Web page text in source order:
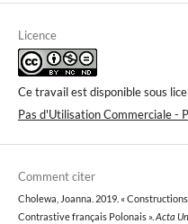
Licence
Ce travail est disponible sous
Pas d'Utilisation Commerciale -
Comment citer
Cholewa, Joanna. 2019. «
Contrastive français Polonais ». Acta